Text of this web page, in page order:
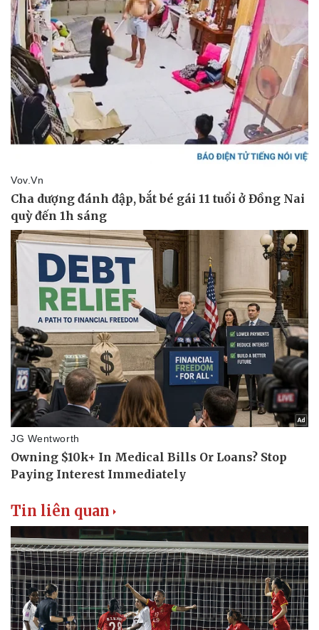
Pháp luật
Vụ án
Tin nóng
Tư vấn luật
Quân sự - Quốc phòng
Việt Nam
Phân tích
Tin liên quan